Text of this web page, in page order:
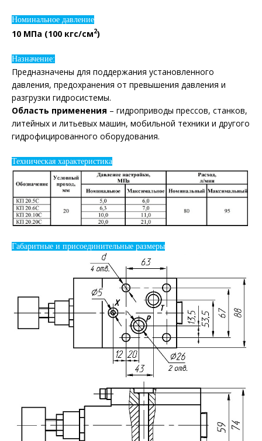
Номинальное давление
10 МПа (100 кгс/см2)
Назначение:
Предназначены для поддержания установленного
давления, предохранения от превышения давления и
разгрузки гидросистемы.
Область применения – гидроприводы прессов, станков,
литейных и литьевых машин, мобильной техники и другого
гидрофицированного оборудования.
Техническая характеристика
Габаритные и присоединительные размеры